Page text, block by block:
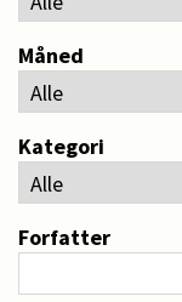
Måned
Kategori
Forfatter